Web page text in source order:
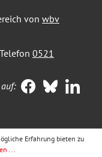
von wbv
0521
Erfahrung bieten zu
...